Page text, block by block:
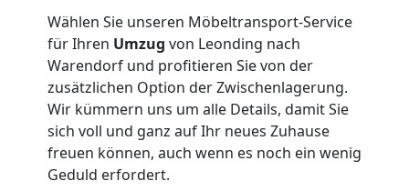
Wählen Sie unseren Möbeltransport-Service
für Ihren Umzug von Leonding nach
Warendorf und profitieren Sie von der
zusätzlichen Option der Zwischenlagerung.
Wir kümmern uns um alle Details, damit Sie
sich voll und ganz auf Ihr neues Zuhause
freuen können, auch wenn es noch ein wenig
Geduld erfordert.